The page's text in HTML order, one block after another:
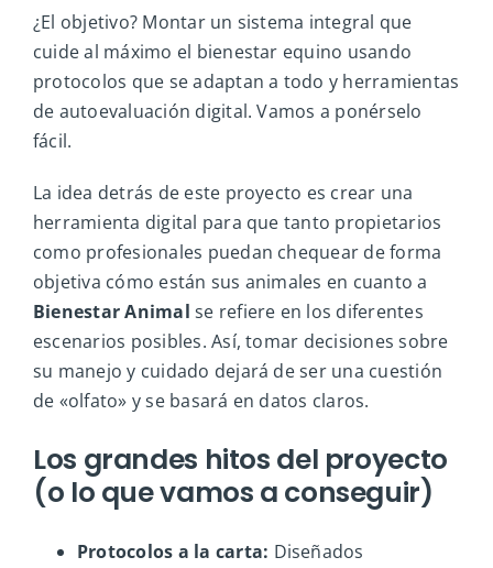
¿El objetivo? Montar un sistema integral que
cuide al máximo el bienestar equino usando
protocolos que se adaptan a todo y herramientas
de autoevaluación digital. Vamos a ponérselo
fácil.
La idea detrás de este proyecto es crear una
herramienta digital para que tanto propietarios
como profesionales puedan chequear de forma
objetiva cómo están sus animales en cuanto a
Bienestar Animal se refiere en los diferentes
escenarios posibles. Así, tomar decisiones sobre
su manejo y cuidado dejará de ser una cuestión
de «olfato» y se basará en datos claros.
Los grandes hitos del proyecto
(o lo que vamos a conseguir)
Protocolos a la carta: Diseñados